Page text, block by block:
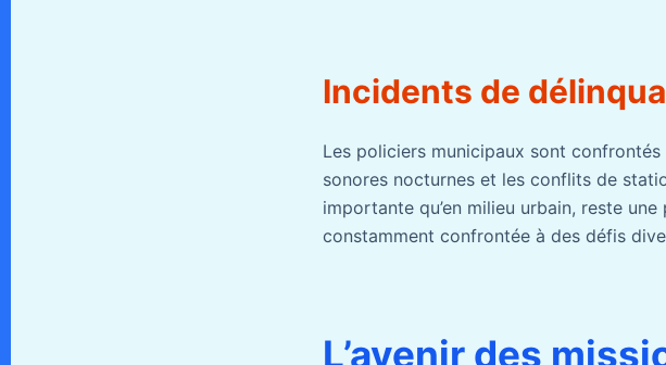
Incidents de
Les policiers municipaux sont
sonores nocturnes et les conflits de
importante qu’en milieu urbain, reste
constamment confrontée à des défis
L’avenir des